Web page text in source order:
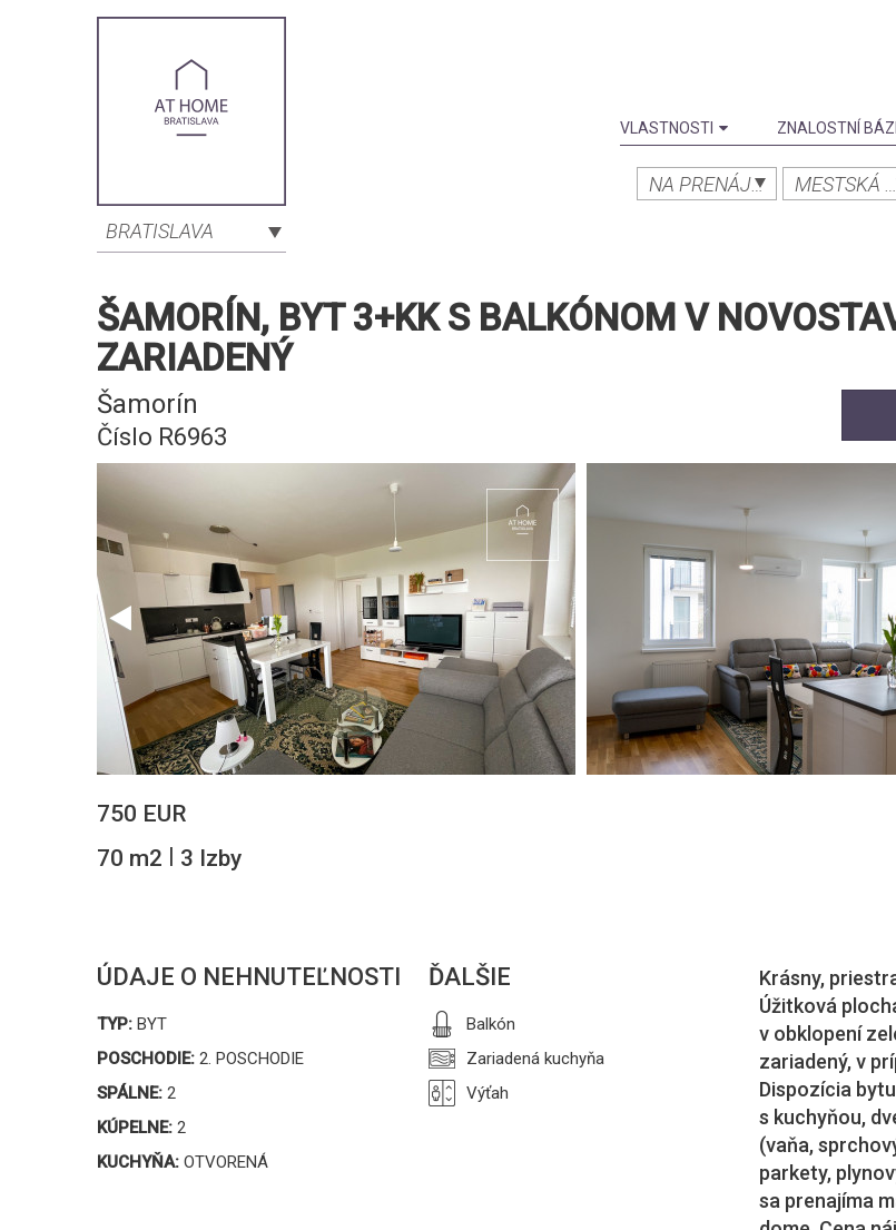
BRATISLAVA
VLASTNOSTI ZNALOSTNÍ
NA PRENÁJOM MESTSKÁ
ŠAMORÍN, BYT 3+KK S BALKÓNOM V
ZARIADENÝ
Šamorín
Číslo R6963
750 EUR
70 m2 | 3 Izby
ÚDAJE O NEHNUTEĽNOSTI
TYP: BYT
POSCHODIE: 2. POSCHODIE
SPÁLNE: 2
KÚPELNE: 2
KUCHYŇA: OTVORENÁ
ĎALŠIE
Balkón
Zariadená kuchyňa
Výťah
Krásny,
Úžitková
v obklopení
zariadený, v
Dispozícia
s kuchyňou,
(vaňa,
parkety,
sa prenajíma